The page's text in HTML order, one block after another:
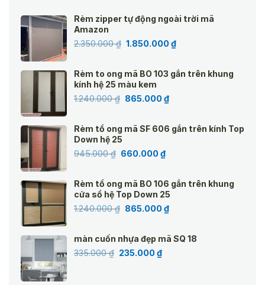
Rèm zipper tự động ngoài trời mã
Amazon
2.350.000₫ Giá
2.350.000 ₫.
1.850.000₫Giá
là:
Rèm to ong mã BO 103 gắn trên khung
kính hệ 25 màu kem
1.240.000₫ Giá
1.240.000 ₫.
865.000₫Giá
là:
Rèm tổ ong mã SF 606 gắn trên kính Top
Down hệ 25
945.000₫ Giá
945.000 ₫.
660.000₫Giá
là:
660.000 ₫.
Rèm tổ ong mã BO 106 gắn trên khung
cửa sổ hệ Top Down 25
1.240.000₫ Giá
1.240.000 ₫.
865.000₫Giá
là:
màn cuốn nhựa đẹp mã SQ 18
335.000₫ Giá
235.000₫Giá